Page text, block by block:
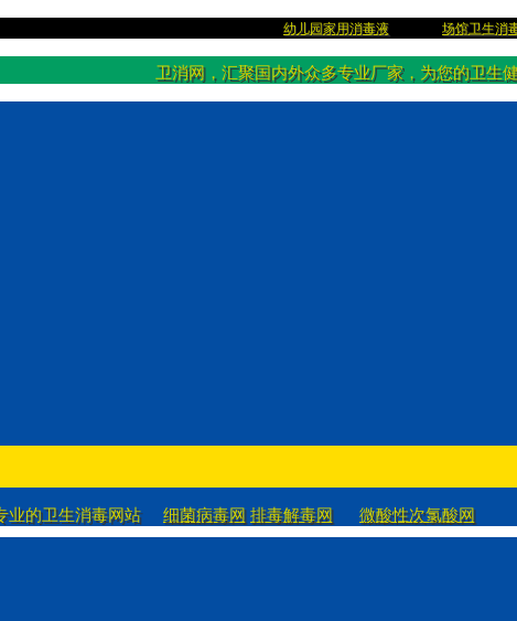
幼儿园家用消毒液 场馆卫生消
卫消网，汇聚国内外众多专业厂家，为您的卫生
业的卫生消毒网站 细菌病毒网 排毒解毒网 微酸性次氯酸网